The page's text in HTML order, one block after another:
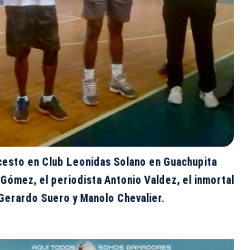
en Club Leonidas Solano en Guachupita
el periodista Antonio Valdez, el inmortal
Suero y Manolo Chevalier.